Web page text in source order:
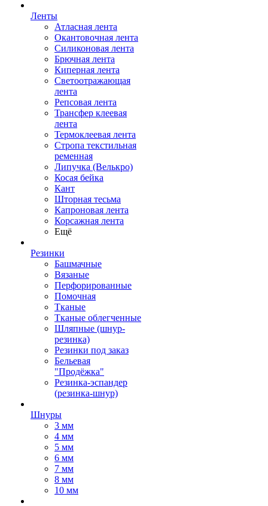
Ленты
Атласная лента
Окантовочная лента
Силиконовая лента
Брючная лента
Киперная лента
Светоотражающая
лента
Репсовая лента
Трансфер клеевая
лента
Термоклеевая лента
Стропа текстильная
ременная
Липучка (Велькро)
Косая бейка
Кант
Шторная тесьма
Капроновая лента
Корсажная лента
Ещё
Резинки
Башмачные
Вязаные
Перфорированные
Помочная
Тканые
Тканые облегченные
Шляпные (шнур-
резинка)
Резинки под заказ
Бельевая
"Продёжка"
Резинка-эспандер
(резинка-шнур)
Шнуры
3 мм
4 мм
5 мм
6 мм
7 мм
8 мм
10 мм